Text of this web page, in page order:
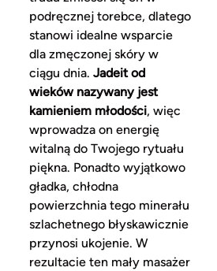
podręcznej torebce, dlatego
stanowi idealne wsparcie
dla zmęczonej skóry w
ciągu dnia. Jadeit od
wieków nazywany jest
kamieniem młodości, więc
wprowadza on energię
witalną do Twojego rytuału
piękna. Ponadto wyjątkowo
gładka, chłodna
powierzchnia tego minerału
szlachetnego błyskawicznie
przynosi ukojenie. W
rezultacie ten mały masażer